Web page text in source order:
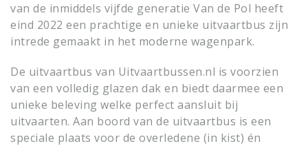
van de inmiddels vijfde generatie Van de Pol heeft
eind 2022 een prachtige en unieke uitvaartbus zijn
intrede gemaakt in het moderne wagenpark.
De uitvaartbus van Uitvaartbussen.nl is voorzien
van een volledig glazen dak en biedt daarmee een
unieke beleving welke perfect aansluit bij
uitvaarten. Aan boord van de uitvaartbus is een
speciale plaats voor de overledene (in kist) én